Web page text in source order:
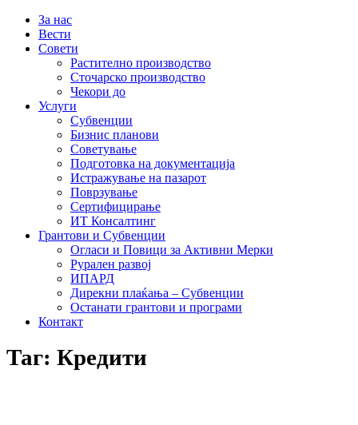
За нас
Вести
Совети
Растително производство
Сточарско производство
Чекори до
Услуги
Субвенции
Бизнис планови
Советување
Подготовка на документација
Истражување на пазарот
Поврзување
Сертифицирање
ИТ Консалтинг
Грантови и Субвенции
Огласи и Повици за Активни Мерки
Рурален развој
ИПАРД
Дирекни плаќања – Субвенции
Останати грантови и програми
Контакт
Таг: Кредити